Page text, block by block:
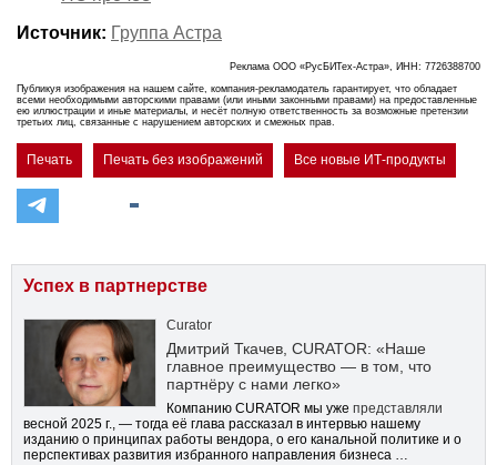
Источник: Группа Астра
Реклама ООО «РусБИТех-Астра», ИНН: 7726388700
Публикуя изображения на нашем сайте, компания-рекламодатель гарантирует, что обладает
всеми необходимыми авторскими правами (или иными законными правами) на предоставленные
ею иллюстрации и иные материалы, и несёт полную ответственность за возможные претензии
третьих лиц, связанные с нарушением авторских и смежных прав.
Печать Печать без изображений Все новые ИТ-продукты
Успех в партнерстве
Curator
Дмитрий Ткачев, CURATOR: «Наше
главное преимущество — в том, что
партнёру с нами легко»
Компанию CURATOR мы уже представляли
весной 2025 г., — тогда её глава рассказал в интервью нашему
изданию о принципах работы вендора, о его канальной политике и о
перспективах развития избранного направления бизнеса …